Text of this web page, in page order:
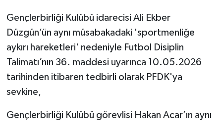
Gençlerbirliği Kulübü idarecisi Ali Ekber
Düzgün’ün aynı müsabakadaki 'sportmenliğe
aykırı hareketleri' nedeniyle Futbol Disiplin
Talimatı’nın 36. maddesi uyarınca 10.05.2026
tarihinden itibaren tedbirli olarak PFDK'ya
sevkine,
Gençlerbirliği Kulübü görevlisi Hakan Acar’ın aynı